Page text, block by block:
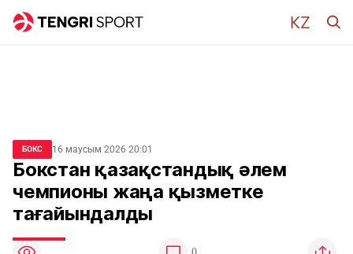
БОКС 16 маусым 2026 20:01
Бокстан қазақстандық әлем
чемпионы жаңа қызметке
тағайындалды